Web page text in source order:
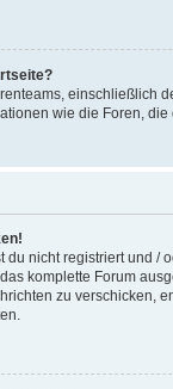
einschließlich
wie die Foren,
nicht registriert und /
komplette Forum
zu verschicken,